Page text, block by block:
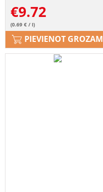
€9.72
(0.69 € / l)
PIEVIENOT GROZAM